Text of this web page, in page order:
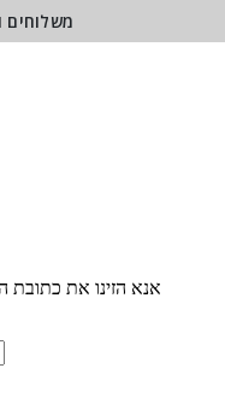
אנא הזינו את כתובת
משלוחים